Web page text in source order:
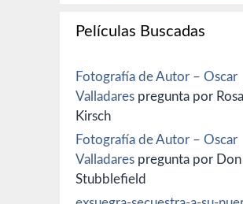
Películas Buscadas
Fotografía de Autor – Oscar
Valladares pregunta por
Kirsch
Fotografía de Autor – Oscar
Valladares pregunta por Don
Stubblefield